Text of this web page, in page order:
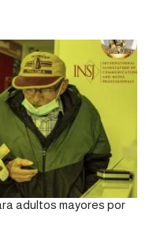
adultos mayores por